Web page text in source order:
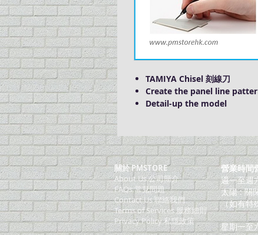
TAMIYA Chisel 刻線刀
Create the panel line
Detail-up the model
關於 PMSTORE
About Us 公司簡介
FAQs 常見問題
Contact Us 聯絡我們
​Terms of Services 服務細則
Privacy Policy 私隱政策
營業時間
週一至週
太陽 : 關
（如有特
星期一至